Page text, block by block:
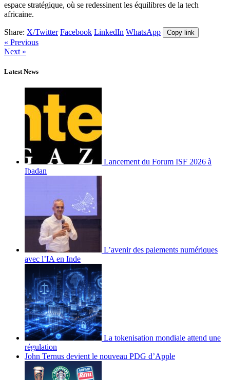
espace stratégique, où se redessinent les équilibres de la tech
africaine.
Share: X/Twitter Facebook LinkedIn WhatsApp Copy link
« Previous
Next »
Latest News
Lancement du Forum ISF 2026 à
Ibadan
L’avenir des paiements numériques
avec l’IA en Inde
La tokenisation mondiale attend une
régulation
John Ternus devient le nouveau PDG d’Apple